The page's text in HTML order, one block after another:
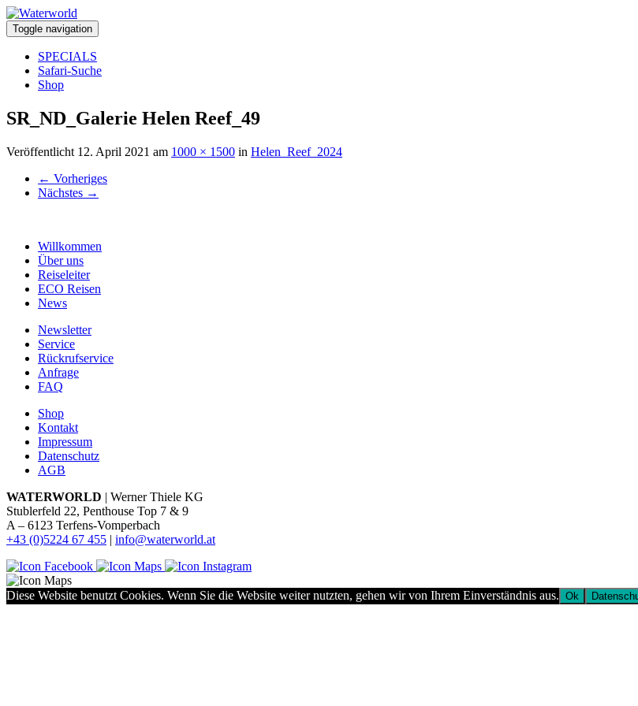
Toggle navigation
SPECIALS
Safari-Suche
Shop
SR_ND_Galerie Helen Reef_49
Veröffentlicht 12. April 2021 am 1000 × 1500 in Helen_Reef_2024
← Vorheriges
Nächstes →
Willkommen
Über uns
Reiseleiter
ECO Reisen
News
Newsletter
Service
Rückrufservice
Anfrage
FAQ
Shop
Kontakt
Impressum
Datenschutz
AGB
WATERWORLD | Werner Thiele KG
Stublerfeld 22, Penthouse Top 7 & 9
A – 6123 Terfens-Vomperbach
+43 (0)5224 67 455 | info@waterworld.at
Diese Website benutzt Cookies. Wenn Sie die Website weiter nutzten, gehen wir von Ihrem Einverständnis aus. Ok